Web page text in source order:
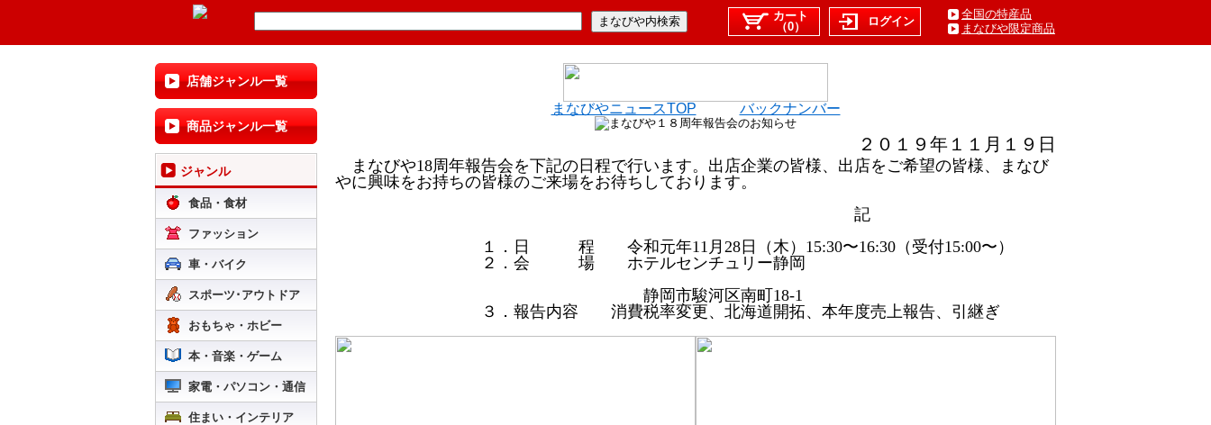
カート
（0）
ログイン
全国の特産品
まなびや限定商品
店舗ジャンル一覧
商品ジャンル一覧
ジャンル
食品・食材
ファッション
車・バイク
スポーツ･アウトドア
おもちゃ・ホビー
本・音楽・ゲーム
家電・パソコン・通信
住まい・インテリア
まなびやニュースTOP バックナンバー
２０１９年１１月１９日
まなびや18周年報告会を下記の日程で行います。出店企業の皆様、出店をご希望の皆様、まなび
やに興味をお持ちの皆様のご来場をお待ちしております。
記
１．日 程 令和元年11月28日（木）15:30〜16:30（受付15:00〜）
２．会 場 ホテルセンチュリー静岡
静岡市駿河区南町18-1
３．報告内容 消費税率変更、北海道開拓、本年度売上報告、引継ぎ